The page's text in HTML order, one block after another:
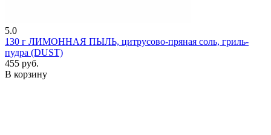
5.0
130 г ЛИМОННАЯ ПЫЛЬ, цитрусово-пряная соль, гриль-
пудра (DUST)
455 руб.
В корзину